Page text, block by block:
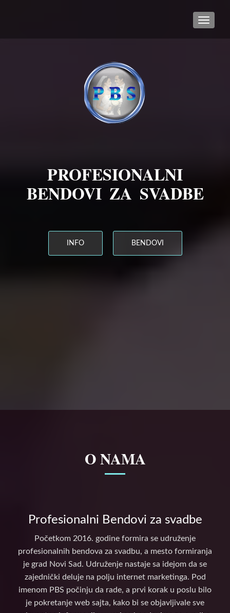
PROFESIONALNI
BENDOVI ZA SVADBE
INFO BENDOVI
O NAMA
Profesionalni Bendovi za svadbe
Početkom 2016. godine formira se udruženje
profesionalnih bendova za svadbu, a mesto formiranja
je grad Novi Sad. Udruženje nastaje sa idejom da se
zajednički deluje na polju internet marketinga. Pod
imenom PBS počinju da rade, a prvi korak u poslu bilo
je pokretanje web sajta, kako bi se objavljivale sve